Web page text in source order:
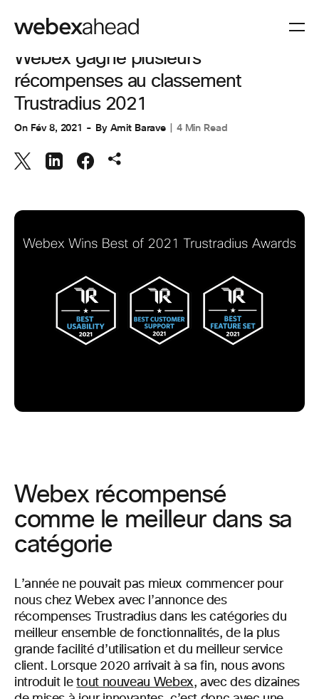
COLLABORATION
Webex gagne plusieurs
récompenses au classement
Trustradius 2021
On Fév 8, 2021 By Amit Barave 4 Min Read
Webex récompensé
comme le meilleur dans sa
catégorie
L’année ne pouvait pas mieux commencer pour
nous chez Webex avec l’annonce des
récompenses Trustradius dans les catégories du
meilleur ensemble de fonctionnalités, de la plus
grande facilité d’utilisation et du meilleur service
client. Lorsque 2020 arrivait à sa fin, nous avons
introduit letout nouveau Webex, avec des dizaines